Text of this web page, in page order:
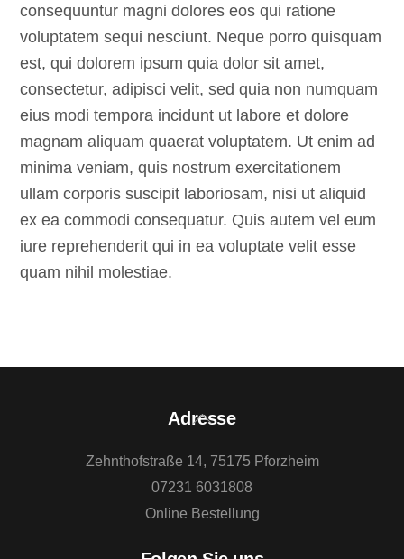
consequuntur magni dolores eos qui ratione
voluptatem sequi nesciunt. Neque porro quisquam
est, qui dolorem ipsum quia dolor sit amet,
consectetur, adipisci velit, sed quia non numquam
eius modi tempora incidunt ut labore et dolore
magnam aliquam quaerat voluptatem. Ut enim ad
minima veniam, quis nostrum exercitationem
ullam corporis suscipit laboriosam, nisi ut aliquid
ex ea commodi consequatur. Quis autem vel eum
iure reprehenderit qui in ea voluptate velit esse
quam nihil molestiae.
Back
Top
Adresse
Zehnthofstraße 14, 75175 Pforzheim
07231 6031808
Online Bestellung